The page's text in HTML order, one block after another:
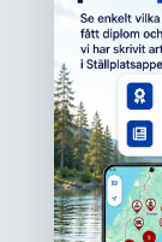
Den här